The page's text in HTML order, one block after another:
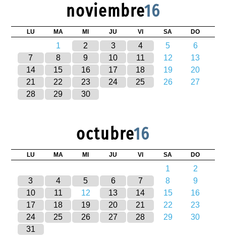
noviembre16
LU MA MI JU VI SA DO
1 2 3 4 5
6
7
8 9 10 11 12
13
14
15 16 17 18 19
20
21
22 23 24 25 26
27
28
29 30
octubre16
LU MA MI JU VI SA DO
1
2
3
4 5 6 7 8
9
10
11 12 13 14 15
16
17
18 19 20 21 22
23
24
25 26 27 28 29
30
31